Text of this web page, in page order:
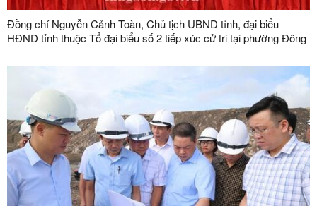
Đồng chí Nguyễn Cảnh Toàn, Chủ tịch UBND tỉnh, đại biểu
HĐND tỉnh thuộc Tổ đại biểu số 2 tiếp xúc cử tri tại phường Đông